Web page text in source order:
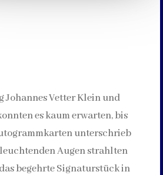
Johannes Vetter Klein und
es kaum erwarten, bis
unterschrieb
Augen strahlten
begehrte Signaturstück in